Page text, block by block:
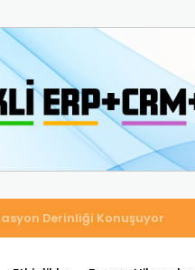
ve Muhasebe Süreçlerini